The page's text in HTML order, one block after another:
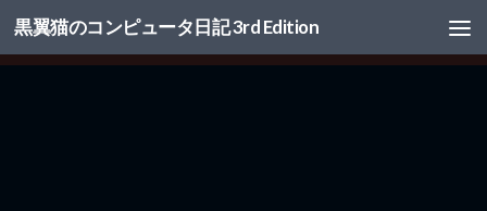
コンテンツへスキップ
黒翼猫のコンピュータ日記 3rd Edition